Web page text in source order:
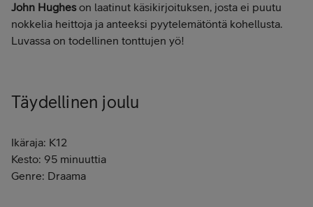
John Hugheson laatinut käsikirjoituksen, josta ei puutu
nokkelia heittoja ja anteeksi pyytelemätöntä kohellusta.
Luvassa on todellinen tonttujen yö!
Täydellinen joulu
Ikäraja: K12
Kesto: 95 minuuttia
Genre: Draama